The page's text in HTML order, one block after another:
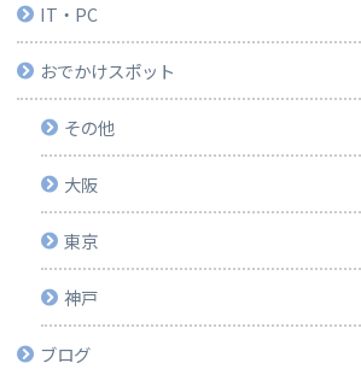
IT・PC
おでかけスポット
その他
大阪
東京
神戸
ブログ